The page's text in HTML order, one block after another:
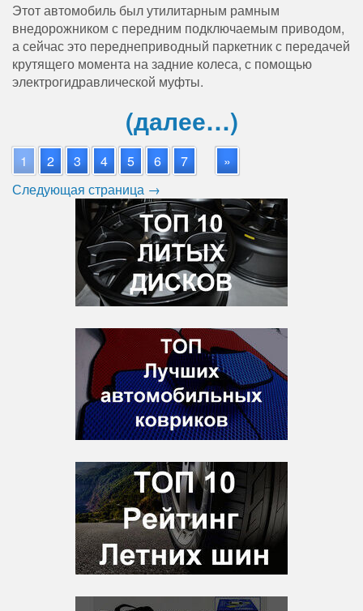
Этот автомобиль был утилитарным рамным
внедорожником с передним подключаемым приводом,
а сейчас это переднеприводный паркетник с передачей
крутящего момента на задние колеса, с помощью
электрогидравлической муфты.
(далее…)
1 2 3 4 5 6 7
»
Следующая страница →